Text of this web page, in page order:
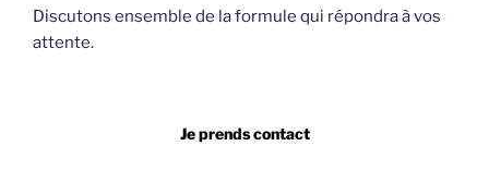
Discutons ensemble de la formule qui répondra à vos
attente.
Je prends contact